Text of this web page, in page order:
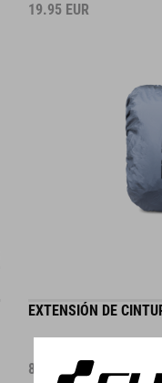
19.95 EUR
EXTENSIÓN DE
8.95 EUR